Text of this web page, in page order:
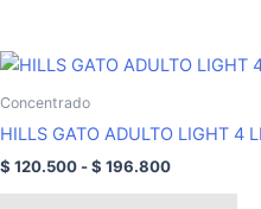
Concentrado
HILLS GATO ADULTO LIGHT 4
$ 120.500 -$ 196.800
Rango
$ 120.500
hasta
Este
producto
variantes.